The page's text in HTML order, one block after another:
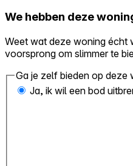
We hebben deze
Weet wat deze woning écht
voorsprong om slimmer te
Ga je zelf bieden op deze
Ja, ik wil een bod